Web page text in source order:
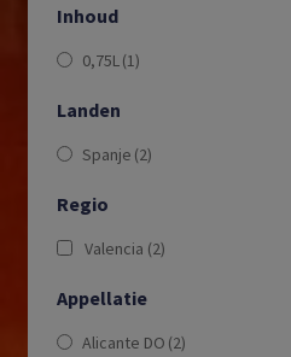
Inhoud
0,75L(1)
Landen
Spanje (2)
Regio
Valencia (2)
Appellatie
Alicante DO (2)